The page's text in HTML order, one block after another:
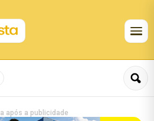
após a publicidade